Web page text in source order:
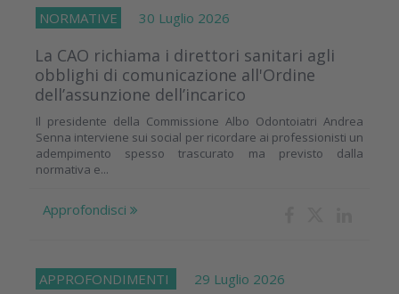
NORMATIVE 30 Luglio 2026
La CAO richiama i direttori sanitari agli
obblighi di comunicazione all'Ordine
dell’assunzione dell’incarico
Il presidente della Commissione Albo Odontoiatri Andrea
Senna interviene sui social per ricordare ai professionisti un
adempimento spesso trascurato ma previsto dalla
normativa e...
Approfondisci
APPROFONDIMENTI 29 Luglio 2026